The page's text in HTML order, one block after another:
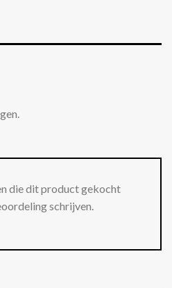
die dit product gekocht
schrijven.